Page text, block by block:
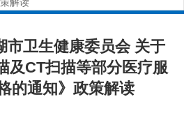
市卫生健康委员会 关于
及CT扫描等部分医疗服
的通知》政策解读